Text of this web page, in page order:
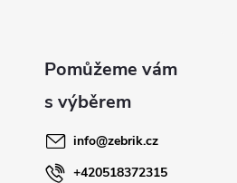
info@zebrik.cz
+420518372315